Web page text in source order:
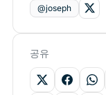
@joseph
공유